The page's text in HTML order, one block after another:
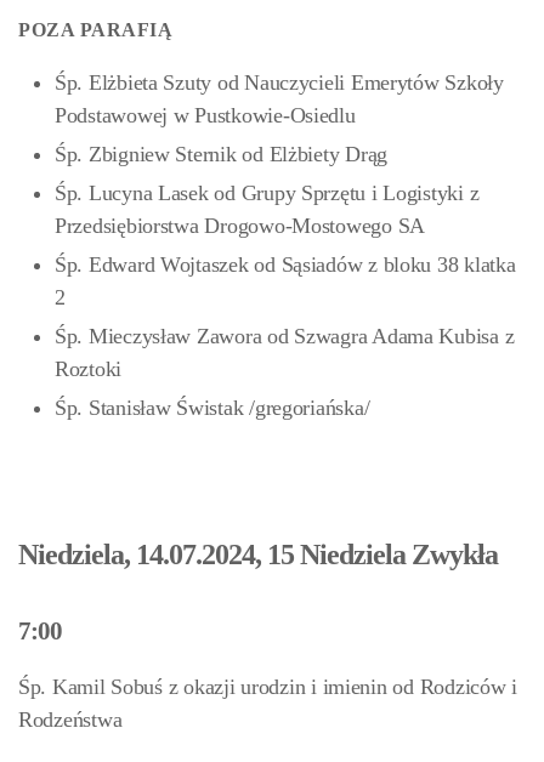
POZA PARAFIĄ
Śp. Elżbieta Szuty od Nauczycieli Emerytów Szkoły
Podstawowej w Pustkowie-Osiedlu
Śp. Zbigniew Sternik od Elżbiety Drąg
Śp. Lucyna Lasek od Grupy Sprzętu i Logistyki z
Przedsiębiorstwa Drogowo-Mostowego SA
Śp. Edward Wojtaszek od Sąsiadów z bloku 38 klatka
2
Śp. Mieczysław Zawora od Szwagra Adama Kubisa z
Roztoki
Śp. Stanisław Świstak/gregoriańska/
Niedziela, 14.07.2024, 15 Niedziela Zwykła
7:00
Śp. Kamil Sobuś z okazji urodzin i imienin od Rodziców i
Rodzeństwa